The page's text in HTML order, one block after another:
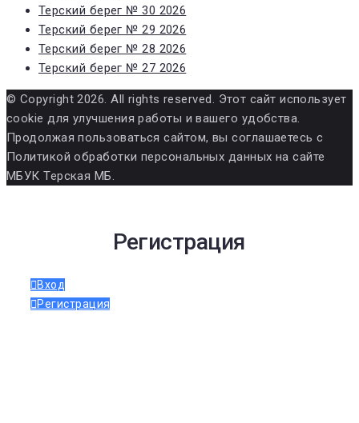
Терский берег № 30 2026
Терский берег № 29 2026
Терский берег № 28 2026
Терский берег № 27 2026
© Copyright 2026. All rights reserved. Этот сайт использует
cookie для улучшения работы и вашего удобства.
Продолжая пользоваться сайтом, вы соглашаетесь с
Политикой обработки персональных данных на сайте
МБУК Терская МБ.
Регистрация
Вход
Регистрация